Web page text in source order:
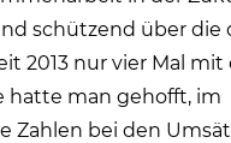
schützend über die
2013 nur vier Mal mit
hatte man gehofft, im
Zahlen bei den